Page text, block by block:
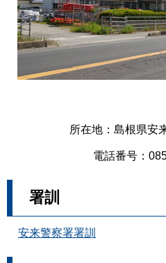
所在地：島根県安
電話番号：
署訓
安来警察署署訓